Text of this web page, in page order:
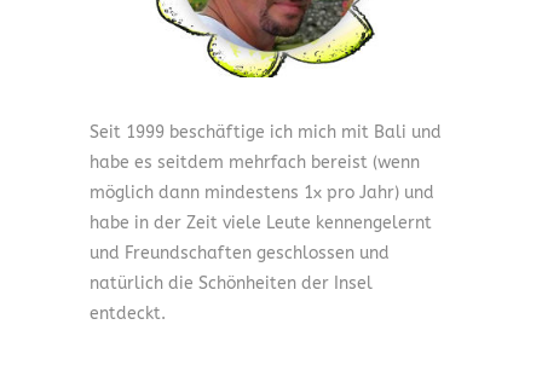
Seit 1999 beschäftige ich mich mit Bali und
habe es seitdem mehrfach bereist (wenn
möglich dann mindestens 1x pro Jahr) und
habe in der Zeit viele Leute kennengelernt
und Freundschaften geschlossen und
natürlich die Schönheiten der Insel
entdeckt.